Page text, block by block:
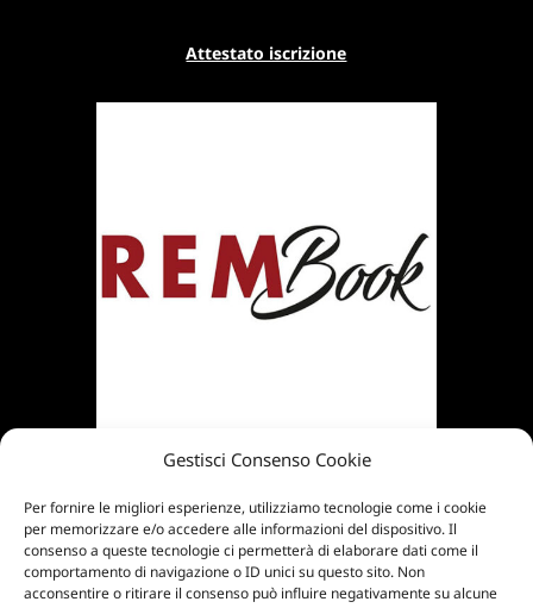
Gestisci Consenso Cookie
Per fornire le migliori esperienze, utilizziamo tecnologie come i cookie
per memorizzare e/o accedere alle informazioni del dispositivo. Il
consenso a queste tecnologie ci permetterà di elaborare dati come il
comportamento di navigazione o ID unici su questo sito. Non
acconsentire o ritirare il consenso può influire negativamente su alcune
Attestato iscrizione
© 2025 Artecology srl | Via Fiorentina, 24/h –